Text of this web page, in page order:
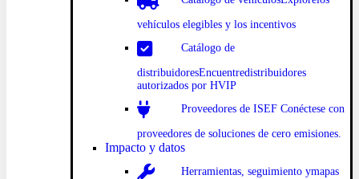
vehículos elegibles y los incentivos
Catálogo de
distribuidoresEncuentredistribuidores
autorizados por HVIP
Proveedores de ISEF Conéctese con
proveedores de soluciones de cero emisiones.
Impacto y datos
Herramientas, seguimiento ymapas